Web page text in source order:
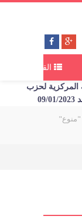
القائمة
المركزية لحزب